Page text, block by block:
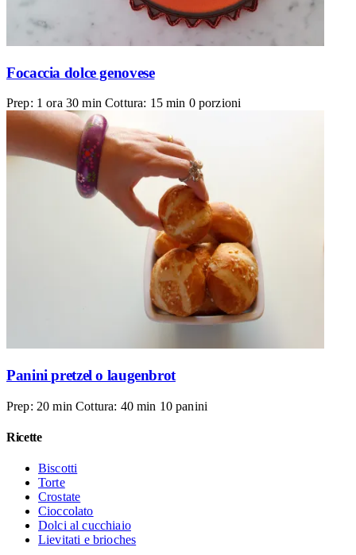
Focaccia dolce genovese
Prep: 1 ora 30 min Cottura: 15 min 0 porzioni
Panini pretzel o laugenbrot
Prep: 20 min Cottura: 40 min 10 panini
Ricette
Biscotti
Torte
Crostate
Cioccolato
Dolci al cucchiaio
Lievitati e brioches